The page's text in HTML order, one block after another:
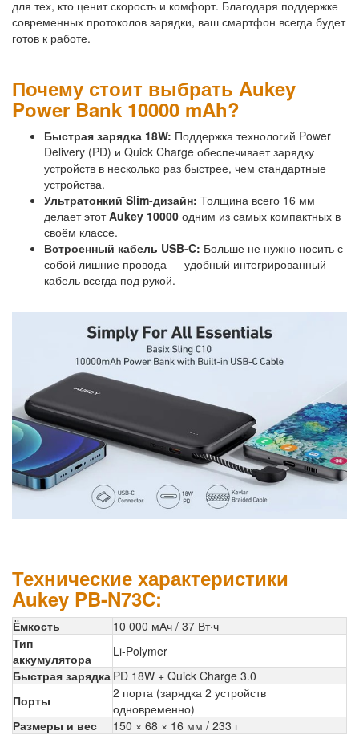
для тех, кто ценит скорость и комфорт. Благодаря поддержке
современных протоколов зарядки, ваш смартфон всегда будет
готов к работе.
Почему стоит выбрать Aukey
Power Bank 10000 mAh?
Быстрая зарядка 18W: Поддержка технологий Power
Delivery (PD) и Quick Charge обеспечивает зарядку
устройств в несколько раз быстрее, чем стандартные
устройства.
Ультратонкий Slim-дизайн: Толщина всего 16 мм
делает этотAukey 10000 одним из самых компактных в
своём классе.
Встроенный кабель USB-C: Больше не нужно носить с
собой лишние провода — удобный интегрированный
кабель всегда под рукой.
Технические характеристики
Aukey PB-N73C:
Ёмкость
10 000 мАч / 37 Вт·ч
Тип
аккумулятора
Li-Polymer
Быстрая зарядка PD 18W + Quick Charge 3.0
Порты
2 порта (зарядка 2 устройств
одновременно)
Размеры и вес
150 × 68 × 16 мм / 233 г